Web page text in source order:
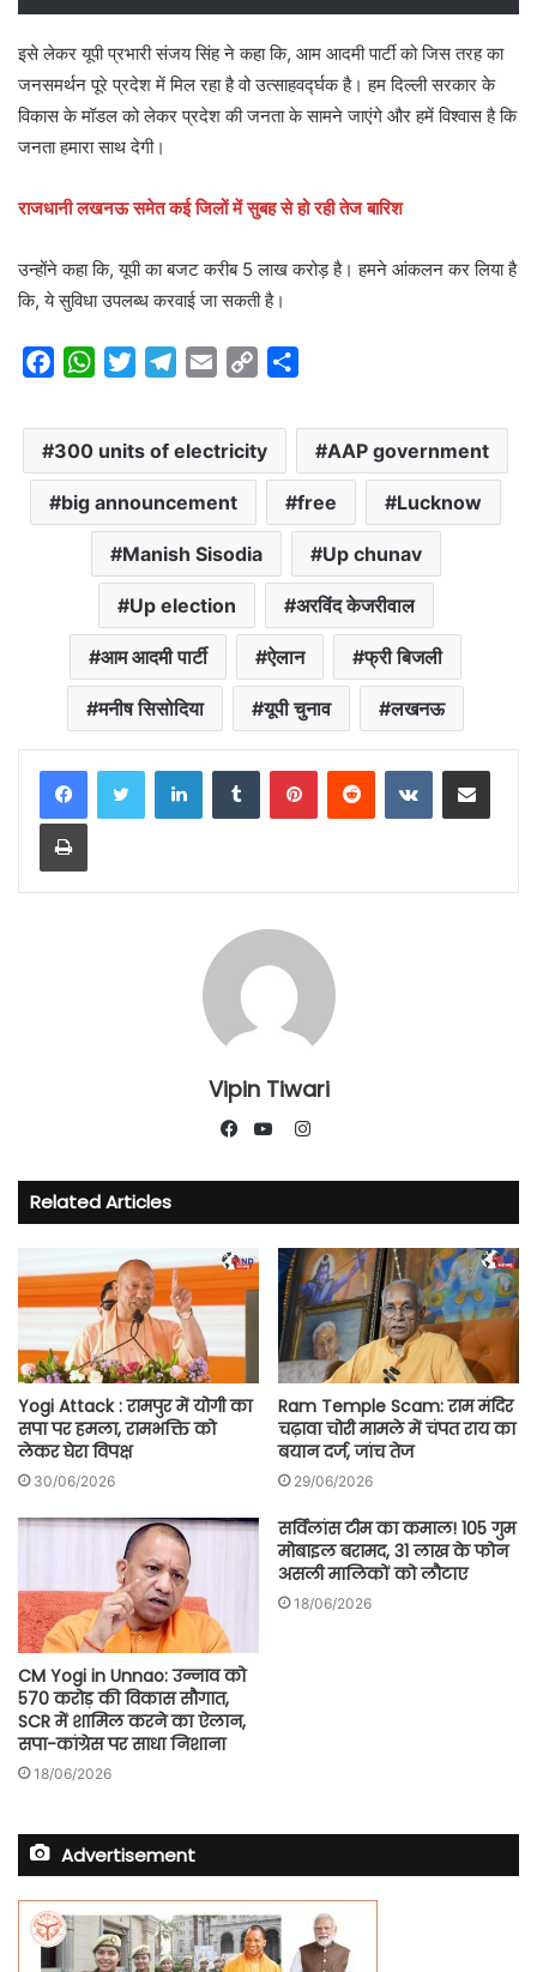
इसे लेकर यूपी प्रभारी संजय सिंह ने कहा कि, आम आदमी पार्टी को जिस तरह का
जनसमर्थन पूरे प्रदेश में मिल रहा है वो उत्साहवर्द्घक है। हम दिल्ली सरकार के
विकास के मॉडल को लेकर प्रदेश की जनता के सामने जाएंगे और हमें विश्वास है कि
जनता हमारा साथ देगी।
राजधानी लखनऊ समेत कई जिलों में सुबह से हो रही तेज बारिश
उन्होंने कहा कि, यूपी का बजट करीब 5 लाख करोड़ है। हमने आंकलन कर लिया है
कि, ये सुविधा उपलब्ध करवाई जा सकती है।
c
e
b
o
W
a
t
s
A
p
i
t
t
e
r
l
e
g
r
a
m
a
i
l
p
y
L
n
k
a
e
300 units of electricity AAP government
big announcement free Lucknow
Manish Sisodia Up chunav
Up election अरविंद केजरीवाल
आम आदमी पार्टी ऐलान फ्री बिजली
मनीष सिसोदिया यूपी चुनाव लखनऊ
LinkedInTumblr PinterestReddit VKontakteShare via Email
Print
Vipin Tiwari
Instagram
Related Articles
Yogi Attack : रामपुर में योगी का
सपा पर हमला, रामभक्ति को
लेकर घेरा विपक्ष
30/06/2026
Ram Temple Scam: राम मंदिर
चढ़ावा चोरी मामले में चंपत राय का
बयान दर्ज, जांच तेज
29/06/2026
CM Yogi in Unnao: उन्नाव को
570 करोड़ की विकास सौगात,
SCR में शामिल करने का ऐलान,
सपा-कांग्रेस पर साधा निशाना
18/06/2026
सर्विलांस टीम का कमाल! 105 गुम
मोबाइल बरामद, 31 लाख के फोन
असली मालिकों को लौटाए
18/06/2026
Advertisement